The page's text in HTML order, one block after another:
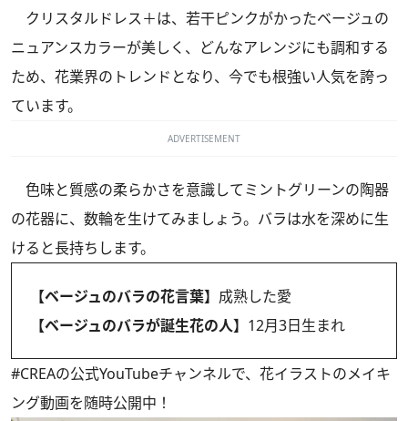
クリスタルドレス＋は、若干ピンクがかったベージュの
ニュアンスカラーが美しく、どんなアレンジにも調和する
ため、花業界のトレンドとなり、今でも根強い人気を誇っ
ています。
ADVERTISEMENT
色味と質感の柔らかさを意識してミントグリーンの陶器
の花器に、数輪を生けてみましょう。バラは水を深めに生
けると長持ちします。
【ベージュのバラの花言葉】 成熟した愛
【ベージュのバラが誕生花の人】 12月3日生まれ
#CREAの公式YouTubeチャンネルで、花イラストのメイキ
ング動画を随時公開中！